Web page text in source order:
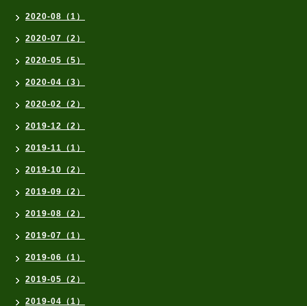
2020-08（1）
2020-07（2）
2020-05（5）
2020-04（3）
2020-02（2）
2019-12（2）
2019-11（1）
2019-10（2）
2019-09（2）
2019-08（2）
2019-07（1）
2019-06（1）
2019-05（2）
2019-04（1）